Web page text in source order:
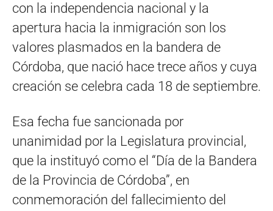
con la independencia nacional y la
apertura hacia la inmigración son los
valores plasmados en la bandera de
Córdoba, que nació hace trece años y cuya
creación se celebra cada 18 de septiembre.
Esa fecha fue sancionada por
unanimidad por la Legislatura provincial,
que la instituyó como el “Día de la Bandera
de la Provincia de Córdoba”, en
conmemoración del fallecimiento del